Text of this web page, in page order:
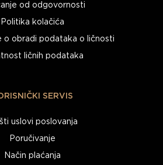
od odgovornosti
Politika kolačića
o obradi podataka o ličnosti
ličnih podataka
SERVIS
uslovi poslovanja
Poručivanje
Način plaćanja